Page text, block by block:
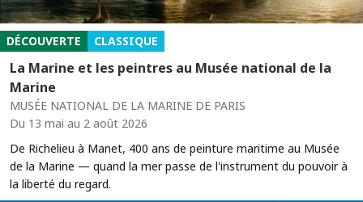
DÉCOUVERTE CLASSIQUE
La Marine et les peintres au Musée national de la
Marine
MUSÉE NATIONAL DE LA MARINE DE PARIS
Du 13 mai au 2 août 2026
De Richelieu à Manet, 400 ans de peinture maritime au Musée
de la Marine — quand la mer passe de l'instrument du pouvoir à
la liberté du regard.